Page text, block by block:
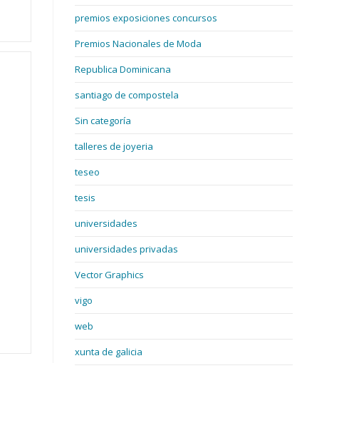
premios exposiciones concursos
Premios Nacionales de Moda
Republica Dominicana
santiago de compostela
Sin categoría
talleres de joyeria
teseo
tesis
universidades
universidades privadas
Vector Graphics
vigo
web
xunta de galicia